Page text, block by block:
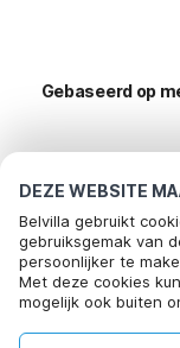
DEZE WEBSITE
Belvilla gebruikt
gebruiksgemak van
persoonlijker te
Met deze cookies
mogelijk ook buiten
social media.
Gebaseerd op
Meest
vakantie
Populaire
Vakantiehuis voor 6
Vakantie
Toplanden met